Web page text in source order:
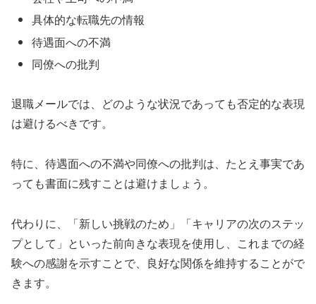
具体的な転職先の情報
待遇面への不満
同僚への批判
退職メールでは、どのような状況であっても否定的な表現
は避けるべきです。
特に、待遇面への不満や同僚への批判は、たとえ事実であ
っても書面に残すことは避けましょう。
代わりに、「新しい挑戦のため」「キャリアの次のステッ
プとして」といった前向きな表現を使用し、これまでの経
験への感謝を示すことで、良好な関係を維持することがで
きます。